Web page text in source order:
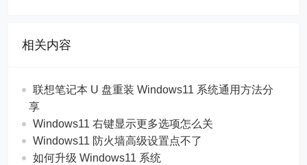
相关内容
联想笔记本 U 盘重装 Windows11 系统通用方法分
享
Windows11 右键显示更多选项怎么关
Windows11 防火墙高级设置点不了
如何升级 Windows11 系统